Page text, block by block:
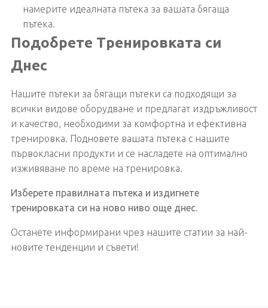
намерите идеалната пътека за вашата бягаща
пътека.
Подобрете Тренировката си
Днес
Нашите пътеки за бягащи пътеки са подходящи за
всички видове оборудване и предлагат издръжливост
и качество, необходими за комфортна и ефективна
тренировка. Подновете вашата пътека с нашите
първокласни продукти и се насладете на оптимално
изживяване по време на тренировка.
Изберете правилната пътека и издигнете
тренировката си на ново ниво още днес.
Останете информирани чрез нашите статии за най-
новите тенденции и съвети!